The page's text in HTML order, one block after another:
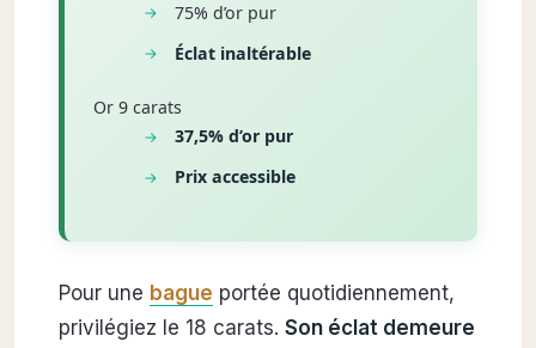
75% d’or pur
Éclat inaltérable
Or 9 carats
37,5% d’or pur
Prix accessible
Pour une bague portée quotidiennement,
privilégiez le 18 carats. Son éclat demeure